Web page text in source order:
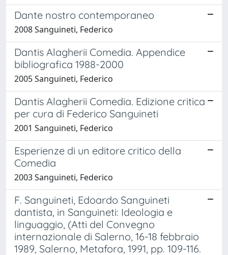
Dante nostro contemporaneo
2008 Sanguineti, Federico
Dantis Alagherii Comedia. Appendice
bibliografica 1988-2000
2005 Sanguineti, Federico
Dantis Alagherii Comedia. Edizione critica
per cura di Federico Sanguineti
2001 Sanguineti, Federico
Esperienze di un editore critico della
Comedia
2003 Sanguineti, Federico
F. Sanguineti, Edoardo Sanguineti
dantista, in Sanguineti: Ideologia e
linguaggio, (Atti del Convegno
internazionale di Salerno, 16-18 febbraio
1989, Salerno, Metafora, 1991, pp. 109-116.